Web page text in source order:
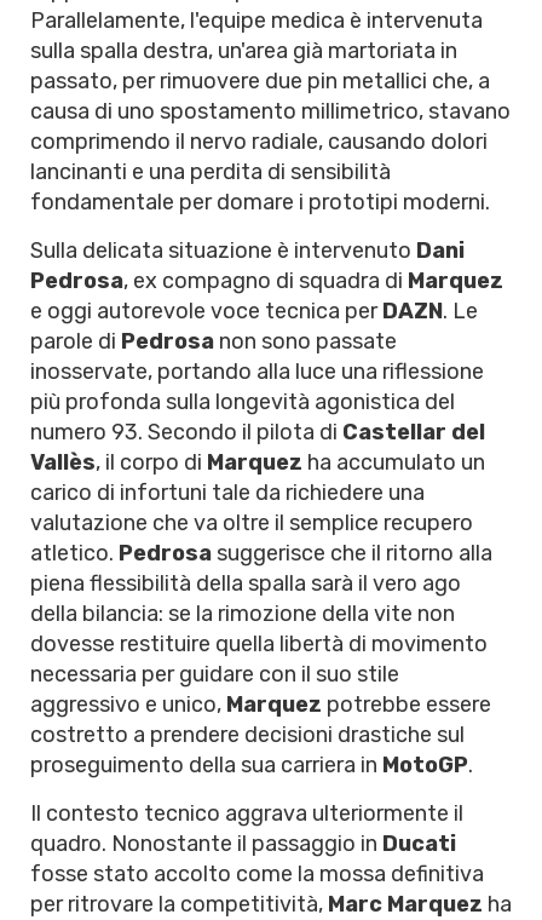
Parallelamente, l'equipe medica è intervenuta
sulla spalla destra, un'area già martoriata in
passato, per rimuovere due pin metallici che, a
causa di uno spostamento millimetrico, stavano
comprimendo il nervo radiale, causando dolori
lancinanti e una perdita di sensibilità
fondamentale per domare i prototipi moderni.
Sulla delicata situazione è intervenuto Dani
Pedrosa, ex compagno di squadra di Marquez
e oggi autorevole voce tecnica perDAZN. Le
parole di Pedrosa non sono passate
inosservate, portando alla luce una riflessione
più profonda sulla longevità agonistica del
numero 93. Secondo il pilota di Castellar del
Vallès, il corpo di Marquez ha accumulato un
carico di infortuni tale da richiedere una
valutazione che va oltre il semplice recupero
atletico. Pedrosa suggerisce che il ritorno alla
piena flessibilità della spalla sarà il vero ago
della bilancia: se la rimozione della vite non
dovesse restituire quella libertà di movimento
necessaria per guidare con il suo stile
aggressivo e unico, Marquez potrebbe essere
costretto a prendere decisioni drastiche sul
proseguimento della sua carriera in MotoGP.
Il contesto tecnico aggrava ulteriormente il
quadro. Nonostante il passaggio in Ducati
fosse stato accolto come la mossa definitiva
per ritrovare la competitività, Marc Marquez ha